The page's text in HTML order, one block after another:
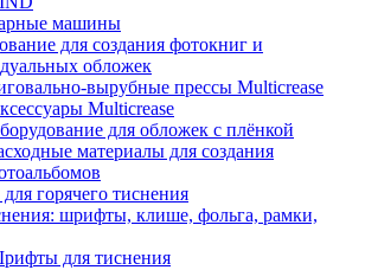
машины
для создания фотокниг и
обложек
вырубные прессы Multicrease
Multicrease
для обложек с плёнкой
материалы для создания
горячего тиснения
шрифты, клише, фольга, рамки,
для тиснения